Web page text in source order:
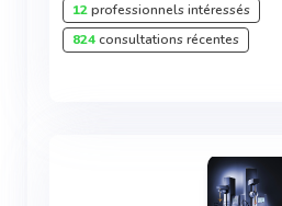
12professionnels intéressés
824consultations récentes